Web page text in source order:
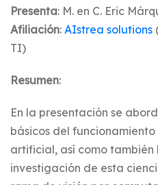
Presenta: M. en C. Eric
Afiliación: AIstrea solutions
TI)
Resumen:
En la presentación se
básicos del
artificial, así como también
investigación de esta